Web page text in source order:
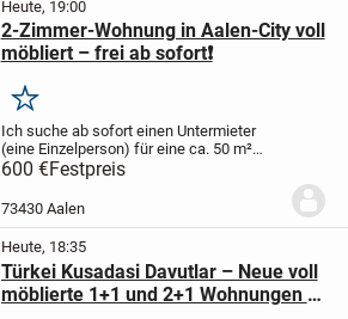
Heute, 19:00
2-Zimmer-Wohnung in Aalen-City voll
möbliert – frei ab sofort❗️
Merken
Ich suche ab sofort einen Untermieter
(eine Einzelperson) für eine ca. 50 m²
große, voll möblierte 2-Zimmer-
Dachgeschosswohnung in bester Lage
der Aalen-City.
600 €Festpreis
73430 Aalen
Heute, 18:35
Türkei Kusadasi Davutlar – Neue voll
möblierte 1+1 und 2+1 Wohnungen zu